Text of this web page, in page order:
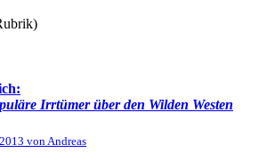
Irrtümer über den Wilden Westen
von Andreas